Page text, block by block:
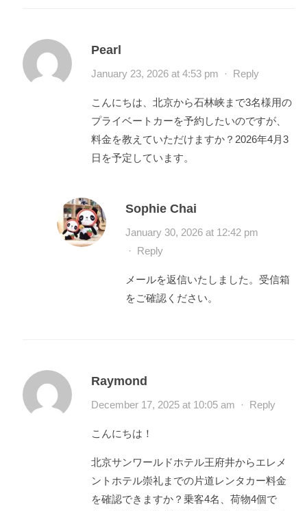
Pearl
January 23, 2026 at 4:53 pm · Reply
こんにちは、北京から石林峡まで3名様用の
プライベートカーを予約したいのですが、
料金を教えていただけますか？2026年4月3
日を予定しています。
Sophie Chai
January 30, 2026 at 12:42 pm
· Reply
メールを返信いたしました。受信箱
をご確認ください。
Raymond
December 17, 2025 at 10:05 am · Reply
こんにちは！
北京サンワールドホテル王府井からエレメ
ントホテル崇礼までの片道レンタカー料金
を確認できますか？乗客4名、荷物4個で